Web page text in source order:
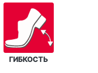
ГИБКОСТЬ